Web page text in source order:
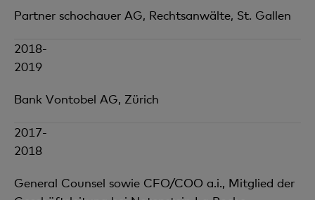
Partner schochauer AG, Rechtsanwälte, St. Gallen
2018-
2019
Bank Vontobel AG, Zürich
2017-
2018
General Counsel sowie CFO/COO a.i., Mitglied der